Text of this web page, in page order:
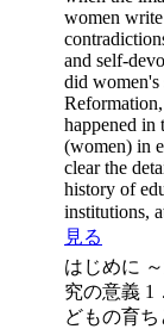
women write
and self-
did women's
happened in
(women) in
clear the
history of
institutions,
見る
はじめに
究の意義 1
どもの育